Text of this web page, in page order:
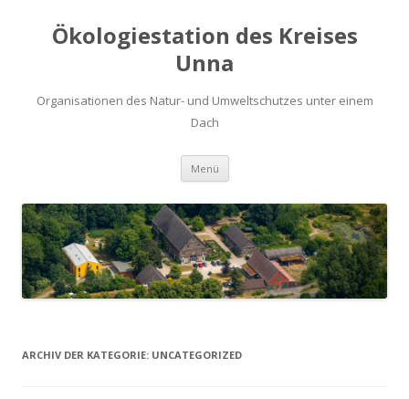
Ökologiestation des Kreises
Unna
Organisationen des Natur- und Umweltschutzes unter einem
Dach
Menü Zum
springen
ARCHIV DER KATEGORIE: UNCATEGORIZED